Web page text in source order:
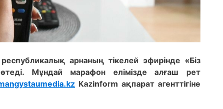
арнаның тікелей эфирінде «Біз
Мұндай марафон елімізде алғаш рет
Kazinform ақпарат агенттігіне